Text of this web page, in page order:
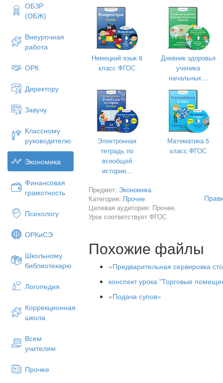
ОБЗР
(ОБЖ)
Внеурочная
работа
ОРК
Директору
Завучу
Классному
руководителю
Экономика
Финансовая
грамотность
Психологу
ОРКиСЭ
Школьному
библиотекарю
Логопедия
Коррекционная
школа
Всем
учителям
Прочее
Холодные и горячие закуски —
Закуски в кокотнице — закусочная
Горячая рыба — рыбная вилка и
Горячие мясные блюда — столовая
Немецкий язык 6
класс ФГОС
Дневник здоровья
ученика
начальных...
Электронная
тетрадь по
всеобщей
истории...
Математика 5
класс ФГОС
Предмет: Экономика
Категория: Прочее
Целевая аудитория: Прочее.
Урок соответствует ФГОС
Похожие файлы
«Предварительная сервировка
конспект урока "Торговые
«Подача супов»